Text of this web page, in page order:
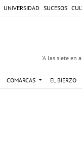
UNIVERSIDAD SUCESOS
'A las siete en
COMARCAS EL BIERZO